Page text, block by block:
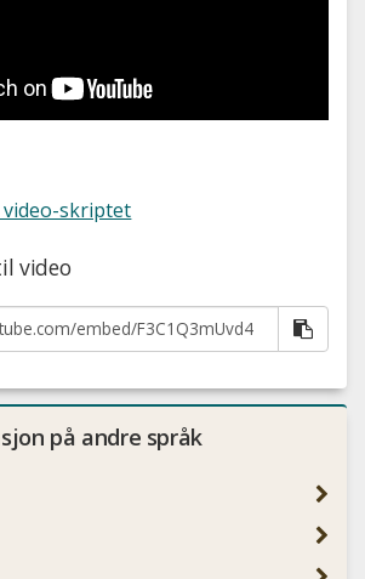
video-skriptet
video
på andre språk